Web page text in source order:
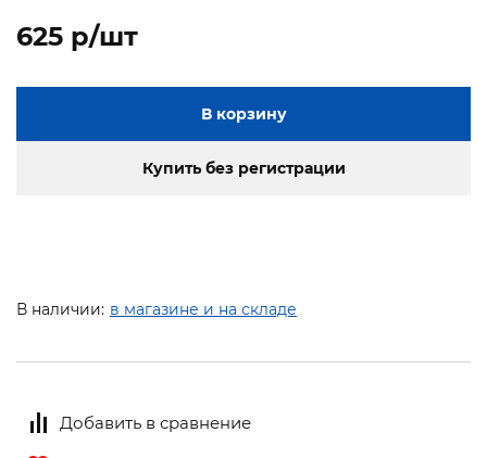
625 p/шт
В корзину
Купить без регистрации
В наличии: в магазине и на складе
Добавить в сравнение